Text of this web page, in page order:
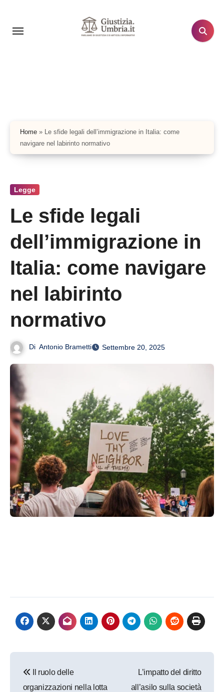
contenuto
Home » Le sfide legali dell’immigrazione in Italia: come
navigare nel labirinto normativo
Legge
Le sfide legali
dell’immigrazione in
Italia: come navigare
nel labirinto
normativo
Di Antonio Brametti Settembre 20, 2025
articoli
Il ruolo delle
organizzazioni nella lotta
L’impatto del diritto
all’asilo sulla società